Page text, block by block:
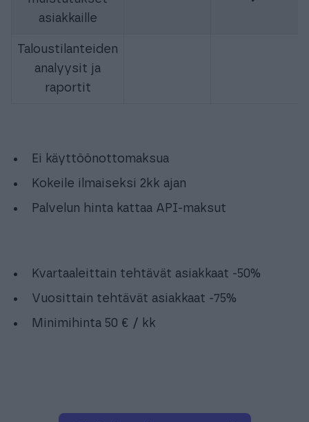
asiakkaille
Taloustilanteiden
analyysit ja
raportit
Ei käyttöönottomaksua
Kokeile ilmaiseksi 2kk ajan
Palvelun hinta kattaa API-maksut
Kvartaaleittain tehtävät asiakkaat -50%
Vuosittain tehtävät asiakkaat -75%
Minimihinta 50 € / kk